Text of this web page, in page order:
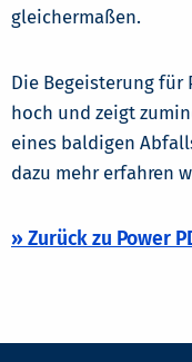
gleichermaßen.
Die Begeisterung für
hoch und zeigt
eines baldigen
dazu mehr erfahren
» Zurück zu Power